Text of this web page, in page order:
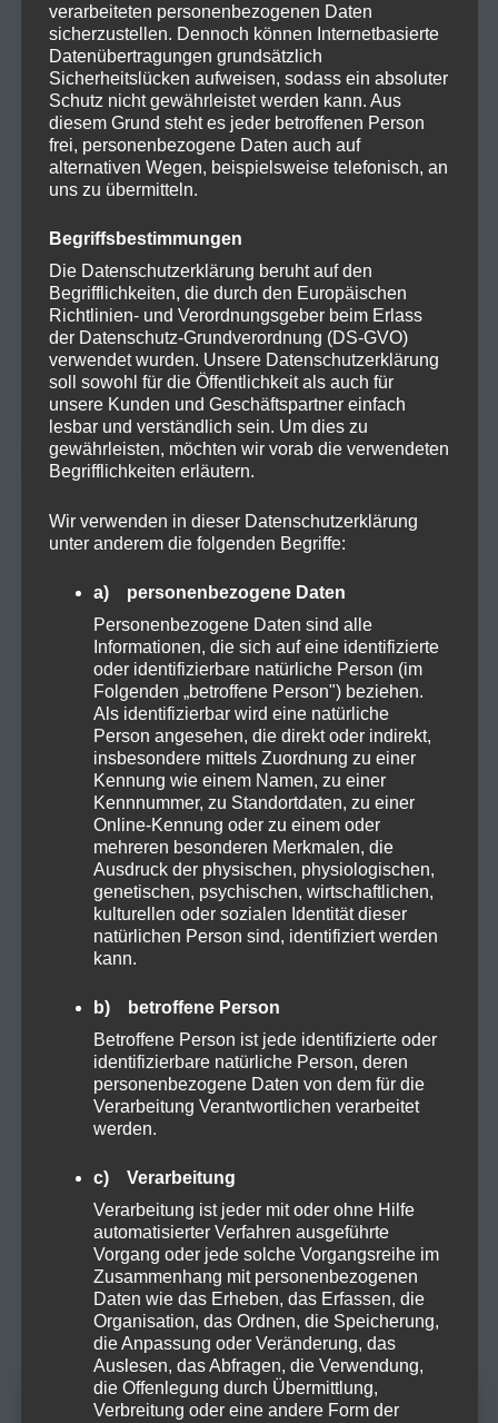
ARCHIV
Oktober 2025
August 2024
Juli 2024
Juni 2024
Mai 2024
April 2024
März 2024
KATEGORIEN
Allgemein
Cannabis
CBD
CBD Öl
Darmpflege
Kosmetik
Natural
Proteine
Rezepte
Sucht
verarbeiteten personenbezogenen Daten
sicherzustellen. Dennoch können Internetbasierte
Datenübertragungen grundsätzlich
Sicherheitslücken aufweisen, sodass ein absoluter
Schutz nicht gewährleistet werden kann. Aus
diesem Grund steht es jeder betroffenen Person
frei, personenbezogene Daten auch auf
alternativen Wegen, beispielsweise telefonisch, an
uns zu übermitteln.
Begriffsbestimmungen
Die Datenschutzerklärung beruht auf den
Begrifflichkeiten, die durch den Europäischen
Richtlinien- und Verordnungsgeber beim Erlass
der Datenschutz-Grundverordnung (DS-GVO)
verwendet wurden. Unsere Datenschutzerklärung
soll sowohl für die Öffentlichkeit als auch für
unsere Kunden und Geschäftspartner einfach
lesbar und verständlich sein. Um dies zu
gewährleisten, möchten wir vorab die verwendeten
Begrifflichkeiten erläutern.
Wir verwenden in dieser Datenschutzerklärung
unter anderem die folgenden Begriffe:
a) personenbezogene Daten
Personenbezogene Daten sind alle
Informationen, die sich auf eine identifizierte
oder identifizierbare natürliche Person (im
Folgenden „betroffene Person") beziehen.
Als identifizierbar wird eine natürliche
Person angesehen, die direkt oder indirekt,
insbesondere mittels Zuordnung zu einer
Kennung wie einem Namen, zu einer
Kennnummer, zu Standortdaten, zu einer
Online-Kennung oder zu einem oder
mehreren besonderen Merkmalen, die
Ausdruck der physischen, physiologischen,
genetischen, psychischen, wirtschaftlichen,
kulturellen oder sozialen Identität dieser
natürlichen Person sind, identifiziert werden
kann.
b) betroffene Person
Betroffene Person ist jede identifizierte oder
identifizierbare natürliche Person, deren
personenbezogene Daten von dem für die
Verarbeitung Verantwortlichen verarbeitet
werden.
c) Verarbeitung
Verarbeitung ist jeder mit oder ohne Hilfe
automatisierter Verfahren ausgeführte
Vorgang oder jede solche Vorgangsreihe im
Zusammenhang mit personenbezogenen
Daten wie das Erheben, das Erfassen, die
Organisation, das Ordnen, die Speicherung,
die Anpassung oder Veränderung, das
Auslesen, das Abfragen, die Verwendung,
die Offenlegung durch Übermittlung,
Verbreitung oder eine andere Form der